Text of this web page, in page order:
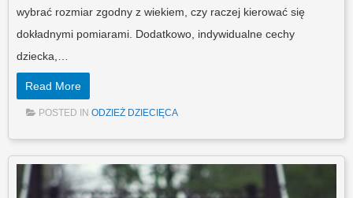
wybrać rozmiar zgodny z wiekiem, czy raczej kierować się
dokładnymi pomiarami. Dodatkowo, indywidualne cechy
dziecka,…
Read More
POSTED IN ODZIEŻ DZIECIĘCA